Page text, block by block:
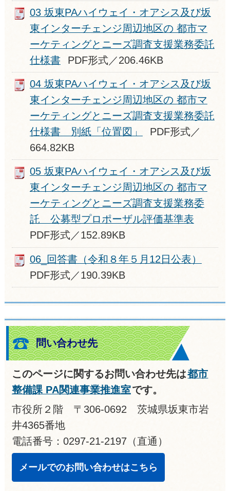
03 坂東PAハイウェイ・オアシス及び坂
東インターチェンジ周辺地区の 都市マ
ーケティングとニーズ調査支援業務委託
仕様書
PDF形式／206.46KB
04 坂東PAハイウェイ・オアシス及び坂
東インターチェンジ周辺地区の 都市マ
ーケティングとニーズ調査支援業務委託
仕様書 別紙「位置図」
PDF形式／
664.82KB
05 坂東PAハイウェイ・オアシス及び坂
東インターチェンジ周辺地区の 都市マ
ーケティングとニーズ調査支援業務委
託 公募型プロポーザル評価基準表
PDF形式／152.89KB
06_回答書（令和８年５月12日公表）
PDF形式／190.39KB
問い合わせ先
このページに関するお問い合わせ先は都市
整備課 PA関連事業推進室です。
市役所２階 〒306-0692 茨城県坂東市岩
井4365番地
電話番号：0297-21-2197（直通）
メールでのお問い合わせはこちら